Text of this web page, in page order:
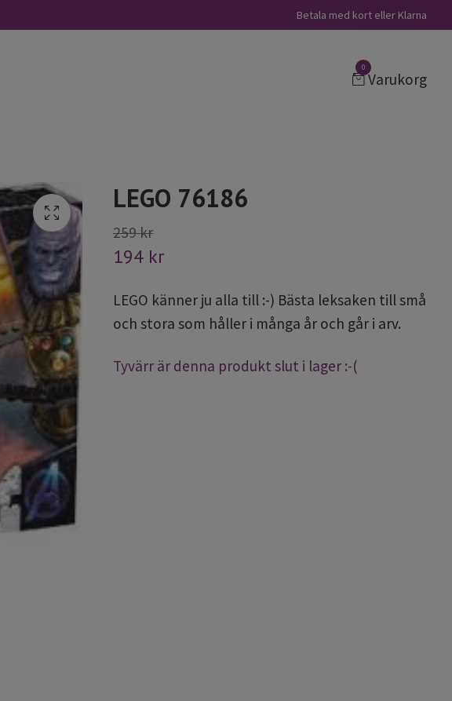
Betala med kort eller Klarna
0
Varukorg
LEGO 76186
259 kr
194 kr
LEGO känner ju alla till :-) Bästa leksaken till små
och stora som håller i många år och går i arv.
Tyvärr är denna produkt slut i lager :-(